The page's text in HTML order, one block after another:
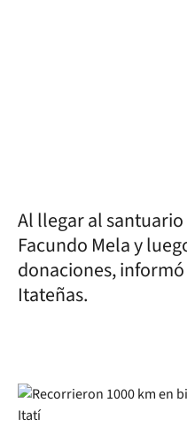
Al llegar al
Facundo Mela y
donaciones,
Itateñas.